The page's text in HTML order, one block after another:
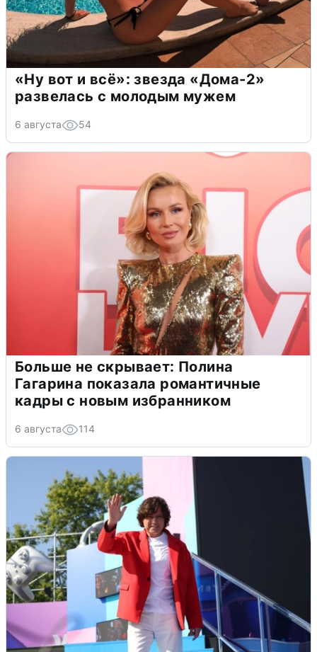
«Ну вот и всё»: звезда «Дома-2»
развелась с молодым мужем
6 августа 54
Больше не скрывает: Полина
Гагарина показала романтичные
кадры с новым избранником
6 августа 114